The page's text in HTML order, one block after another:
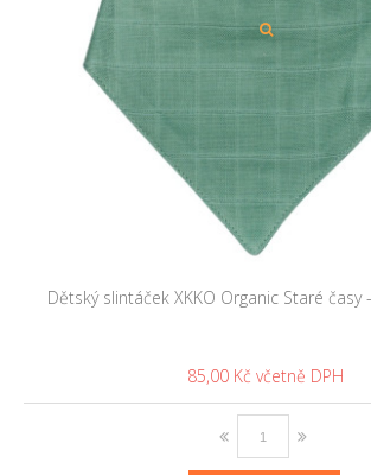
Dětský slintáček XKKO Organic Staré časy
85,00 Kč